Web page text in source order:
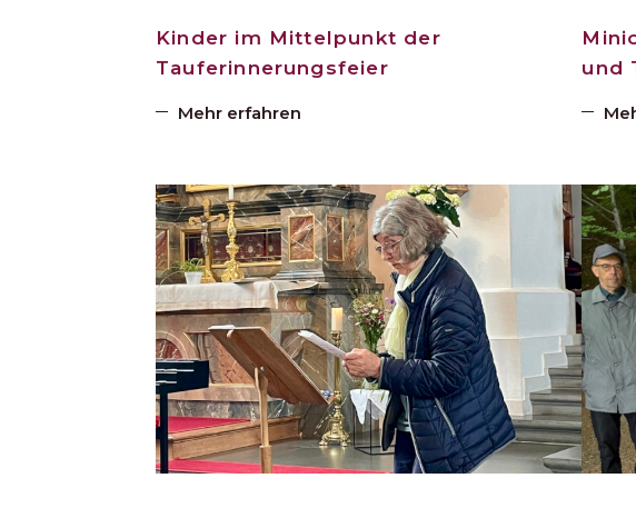
Kinder im Mittelpunkt der
Tauferinnerungsfeier
Mehr erfahren
und